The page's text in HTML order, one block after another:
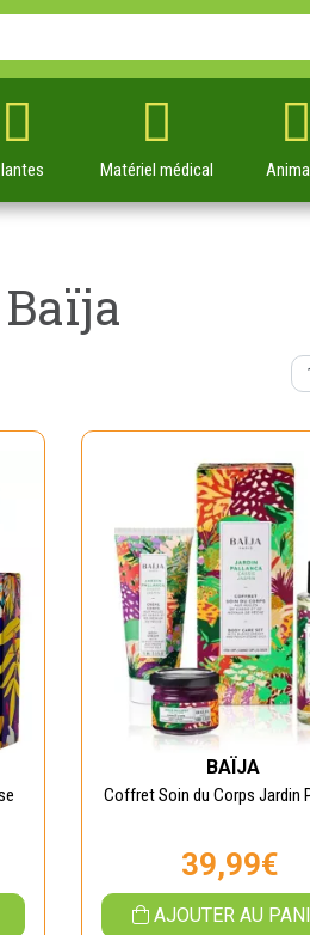
Matériel médical
Baïja
BAÏJA
Coffret Soin du Corps Jardin
39,99€
AJOUTER AU